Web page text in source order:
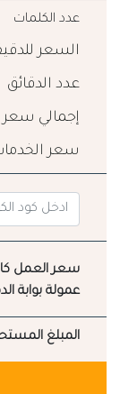
عدد الكلمات
السعر
عدد الدقائق
إجمالي سعر
سعر
سعر العمل
عمولة بوابة
المبلغ